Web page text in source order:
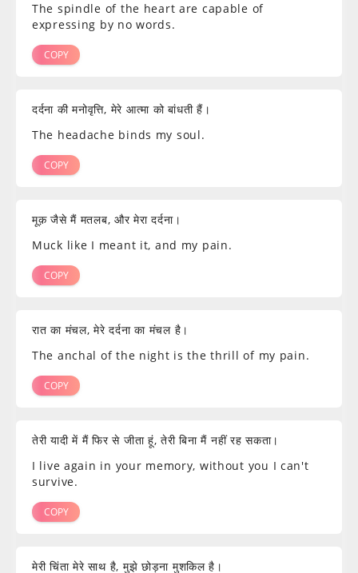
The spindle of the heart are capable of
expressing by no words.
COPY
दर्दना की मनोवृत्ति, मेरे आत्मा को बांधती हैं।
The headache binds my soul.
COPY
मूक़ जैसे मैं मतलब, और मेरा दर्दना।
Muck like I meant it, and my pain.
COPY
रात का मंचल, मेरे दर्दना का मंचल है।
The anchal of the night is the thrill of my pain.
COPY
तेरी यादी में मैं फिर से जीता हूं, तेरी बिना मैं नहीं रह सकता।
I live again in your memory, without you I can't
survive.
COPY
मेरी चिंता मेरे साथ है, मुझे छोड़ना मुशकिल है।